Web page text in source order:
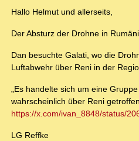
Hallo Helmut und allerseits,
Der Absturz der Drohne in
Dan besuchte Galati, wo die
Luftabwehr über Reni in der
„Es handelte sich um eine
wahrscheinlich über Reni
https://x.com/ivan_8848/status/
LG Reffke